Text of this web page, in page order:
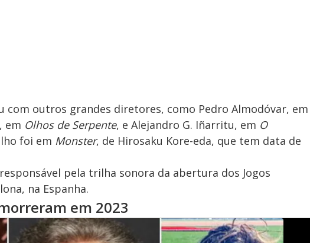
outros grandes diretores, como Pedro Almodóvar, em
em Olhos de Serpente, e Alejandro G. Iñarritu, em O
foi em Monster, de Hirosaku Kore-eda, que tem data de
pela trilha sonora da abertura dos Jogos
na Espanha.
em 2023